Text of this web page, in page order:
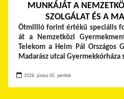
MUNKÁJÁT A
SZOLGÁLAT ÉS A
Ötmillió forint értékű speciális
át a Nemzetközi
Telekom a Heim Pál Országos
Madarász utcai Gyermekkórháza
2026. június 05. péntek